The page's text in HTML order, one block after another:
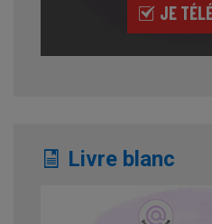
JE
Livre blanc